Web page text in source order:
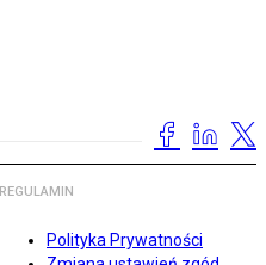
REGULAMIN
Polityka Prywatności